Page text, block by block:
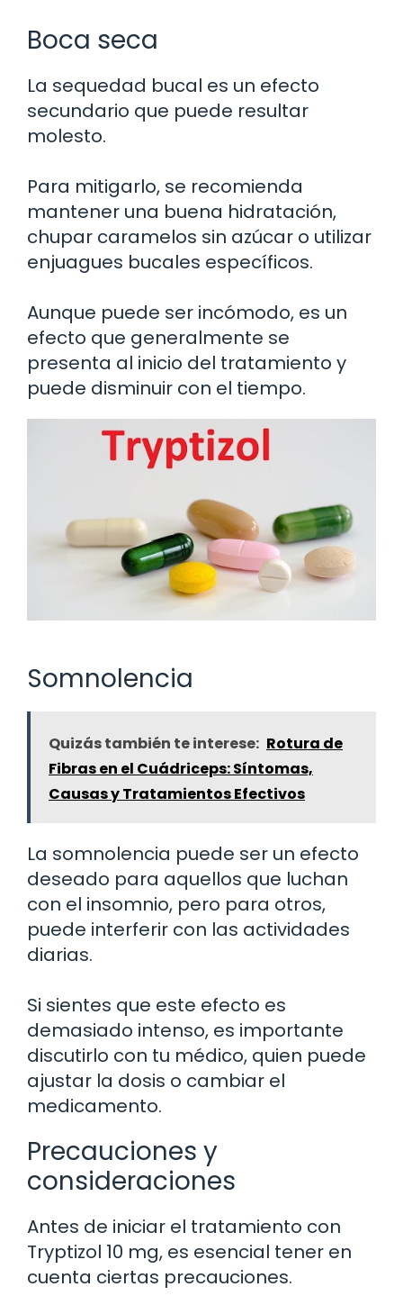
Boca seca
La sequedad bucal es un efecto
secundario que puede resultar
molesto.
Para mitigarlo, se recomienda
mantener una buena hidratación,
chupar caramelos sin azúcar o utilizar
enjuagues bucales específicos.
Aunque puede ser incómodo, es un
efecto que generalmente se
presenta al inicio del tratamiento y
puede disminuir con el tiempo.
Somnolencia
Quizás también te interese: Rotura de
Fibras en el Cuádriceps: Síntomas,
Causas y Tratamientos Efectivos
La somnolencia puede ser un efecto
deseado para aquellos que luchan
con el insomnio, pero para otros,
puede interferir con las actividades
diarias.
Si sientes que este efecto es
demasiado intenso, es importante
discutirlo con tu médico, quien puede
ajustar la dosis o cambiar el
medicamento.
Precauciones y
consideraciones
Antes de iniciar el tratamiento con
Tryptizol 10 mg, es esencial tener en
cuenta ciertas precauciones.